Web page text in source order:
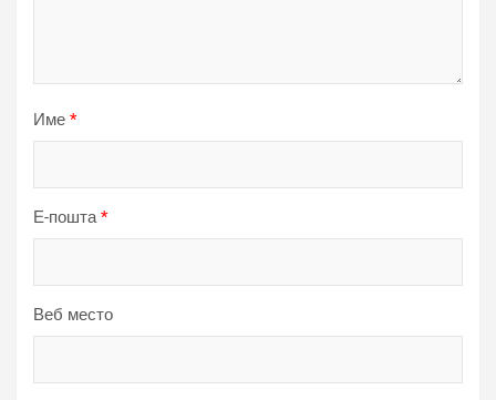
Име *
Е-пошта*
Веб место